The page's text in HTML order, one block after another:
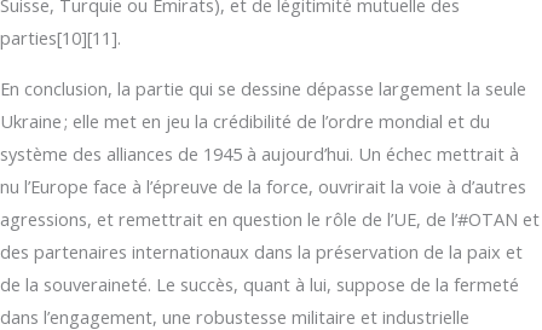
Suisse, Turquie ou Émirats), et de légitimité mutuelle des
parties[10][11].
En conclusion, la partie qui se dessine dépasse largement la seule
Ukraine ; elle met en jeu la crédibilité de l’ordre mondial et du
système des alliances de 1945 à aujourd’hui. Un échec mettrait à
nu l’Europe face à l’épreuve de la force, ouvrirait la voie à d’autres
agressions, et remettrait en question le rôle de l’UE, de l’#OTAN et
des partenaires internationaux dans la préservation de la paix et
de la souveraineté. Le succès, quant à lui, suppose de la fermeté
dans l’engagement, une robustesse militaire et industrielle